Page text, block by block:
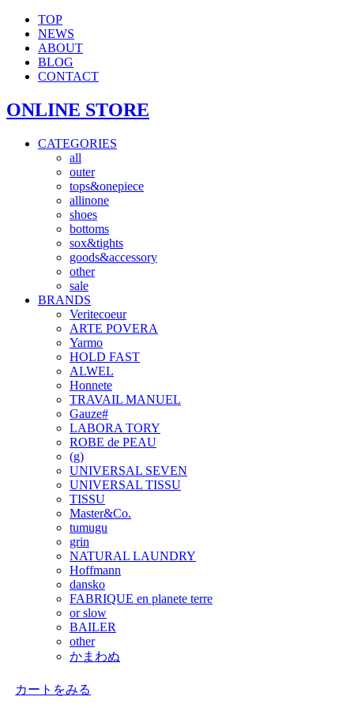
TOP
NEWS
ABOUT
BLOG
CONTACT
ONLINE STORE
CATEGORIES
all
outer
tops&onepiece
allinone
shoes
bottoms
sox&tights
goods&accessory
other
sale
BRANDS
Veritecoeur
ARTE POVERA
Yarmo
HOLD FAST
ALWEL
Honnete
TRAVAIL MANUEL
Gauze#
LABORA TORY
ROBE de PEAU
(g)
UNIVERSAL SEVEN
UNIVERSAL TISSU
TISSU
Master&Co.
tumugu
grin
NATURAL LAUNDRY
Hoffmann
dansko
FABRIQUE en planete terre
or slow
BAILER
other
かまわぬ
カートをみる